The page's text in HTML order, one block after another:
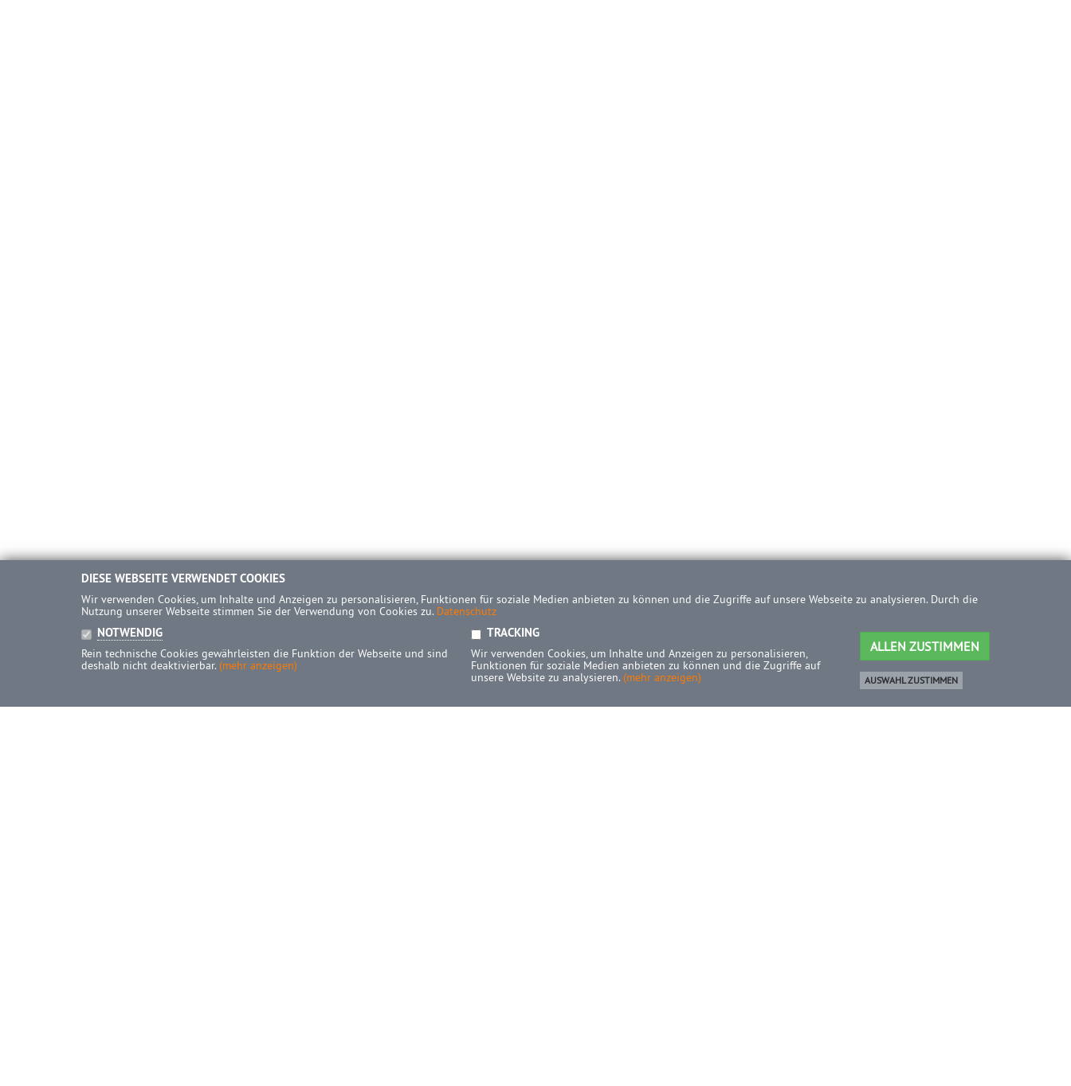
DIESE WEBSEITE VERWENDET COOKIES
Wir verwenden Cookies, um Inhalte und Anzeigen zu personalisieren, Funktionen für soziale Medien anbieten zu können und die Zugriffe auf unsere Webseite zu analysieren. Durch die
Nutzung unserer Webseite stimmen Sie der Verwendung von Cookies zu. Datenschutz
NOTWENDIG
Rein technische Cookies gewährleisten die Funktion der Webseite und sind
deshalb nicht deaktivierbar. (mehr anzeigen)
TRACKING
Wir verwenden Cookies, um Inhalte und Anzeigen zu personalisieren,
Funktionen für soziale Medien anbieten zu können und die Zugriffe auf
unsere Website zu analysieren. (mehr anzeigen)
ALLEN ZUSTIMMEN
AUSWAHL ZUSTIMMEN